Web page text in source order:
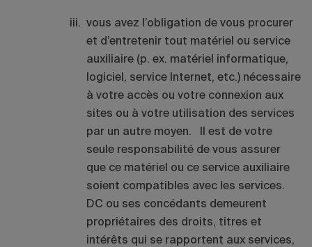
vous avez l’obligation de vous procurer
et d’entretenir tout matériel ou service
auxiliaire (p. ex. matériel informatique,
logiciel, service Internet, etc.) nécessaire
à votre accès ou votre connexion aux
sites ou à votre utilisation des services
par un autre moyen. Il est de votre
seule responsabilité de vous assurer
que ce matériel ou ce service auxiliaire
soient compatibles avec les services.
DC ou ses concédants demeurent
propriétaires des droits, titres et
intérêts qui se rapportent aux services,